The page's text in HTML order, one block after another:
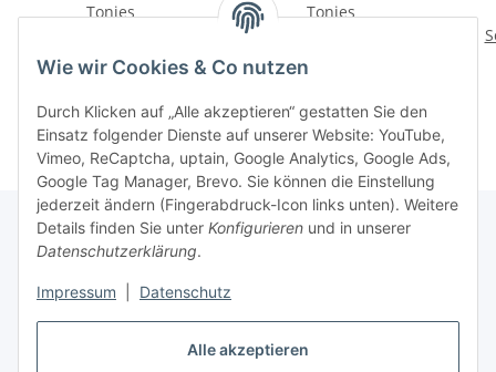
Alle akzeptieren
Wie wir Cookies & Co nutzen
Durch Klicken auf „Alle akzeptieren“ gestatten Sie den
Einsatz folgender Dienste auf unserer Website: YouTube,
Vimeo, ReCaptcha, uptain, Google Analytics, Google Ads,
Google Tag Manager, Brevo. Sie können die Einstellung
jederzeit ändern (Fingerabdruck-Icon links unten). Weitere
Details finden Sie unter Konfigurieren und in unserer
Datenschutzerklärung.
Impressum Datenschutz
Tonies
Schlummeroktopus -
Gutenachtgeschichte
aus dem Ozean
16,99 € *
Tonies
Schlummerwal -
Einschlafmelodien aus
dem Ozean
16,99 €